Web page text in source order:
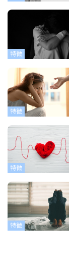
特徴
特徴
特徴
特徴